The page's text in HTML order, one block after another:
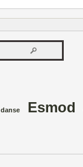
danse Esmod